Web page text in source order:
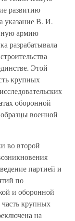
развитию
указание В. И.
армию
разрабатывала
Этой
крупных
оборонной
военной
во второй
партией и
по
и оборонной
крупных
на